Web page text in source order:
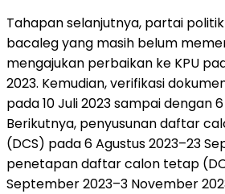
Tahapan selanjutnya, partai
bacaleg yang masih belum
mengajukan perbaikan ke KPU
2023. Kemudian, verifikasi
pada 10 Juli 2023 sampai dengan
Berikutnya, penyusunan daftar
(DCS) pada 6 Agustus 2023–23
penetapan daftar calon tetap
September 2023–3 November